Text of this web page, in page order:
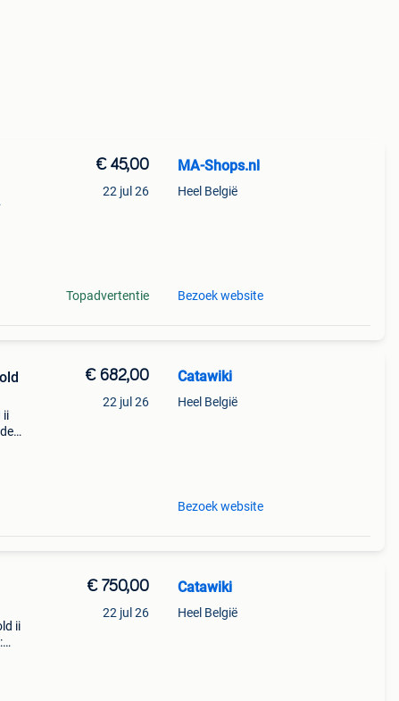
€ 45,00
22 jul 26
Topadvertentie
MA-Shops.nl
Heel België
Bezoek website
ii
€ 682,00
22 jul 26
Catawiki
Heel België
Bezoek website
ii
€ 750,00
22 jul 26
Catawiki
Heel België